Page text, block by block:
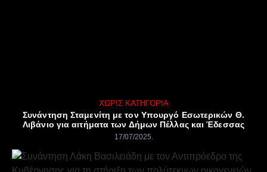
ΧΩΡΊΣ ΚΑΤΗΓΟΡΊΑ
Συνάντηση Σταμενίτη με τον Υπουργό Εσωτερικών Θ.
Λιβάνιο για αιτήματα των Δήμων Πέλλας και Έδεσσας
17/07/2025